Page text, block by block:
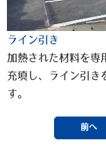
ライン引き
加熱された材料を専
充填し、ライン引き
す。
前へ